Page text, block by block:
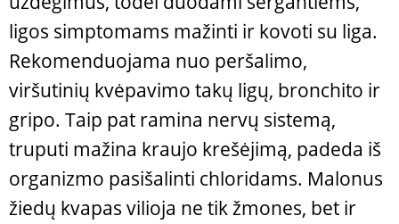
ligos simptomams mažinti ir kovoti su liga.
Rekomenduojama nuo peršalimo,
viršutinių kvėpavimo takų ligų, bronchito ir
gripo. Taip pat ramina nervų sistemą,
truputi mažina kraujo krešėjimą, padeda iš
organizmo pasišalinti chloridams. Malonus
žiedų kvapas vilioja ne tik žmones, bet ir